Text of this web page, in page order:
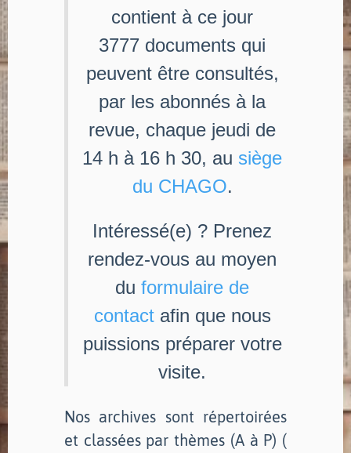
contient à ce jour
3777 documents qui
peuvent être consultés,
par les abonnés à la
revue, chaque jeudi de
14 h à 16 h 30, au siège
du CHAGO.
Intéressé(e) ? Prenez
rendez-vous au moyen
du formulaire de
contactafin que nous
puissions préparer votre
visite.
Nos archives sont répertoirées
et classées par thèmes (A à P) (